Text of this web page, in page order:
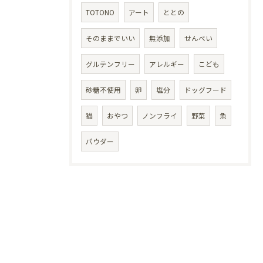
TOTONO アート ととの
そのままでいい 無添加 せんべい
グルテンフリー アレルギー こども
砂糖不使用 卵 塩分 ドッグフード
猫 おやつ ノンフライ 野菜 魚
パウダー